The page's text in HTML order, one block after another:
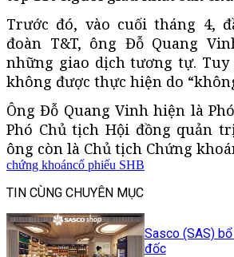
Trước đó, vào cuối tháng 4,
đoàn T&T, ông Đỗ Quang
những giao dịch tương tự.
không được thực hiện do
Ông Đỗ Quang Vinh hiện là
Phó Chủ tịch Hội đồng quản
ông còn là Chủ tịch Chứng
chứng khoáncổ phiếu SHB
TIN CÙNG CHUYÊN MỤC
Sasco (SAS)
đốc